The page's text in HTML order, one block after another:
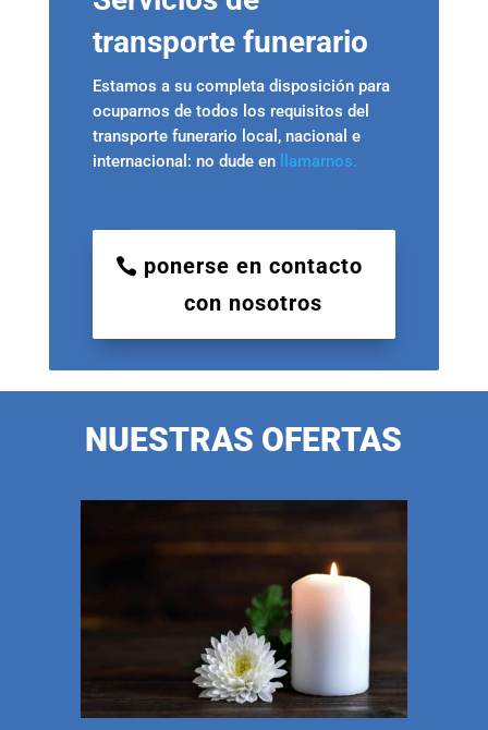
transporte funerario
Estamos a su completa disposición para
ocuparnos de todos los requisitos del
transporte funerario local, nacional e
internacional: no dude en
llamarnos.
ponerse en contacto
con nosotros
NUESTRAS OFERTAS